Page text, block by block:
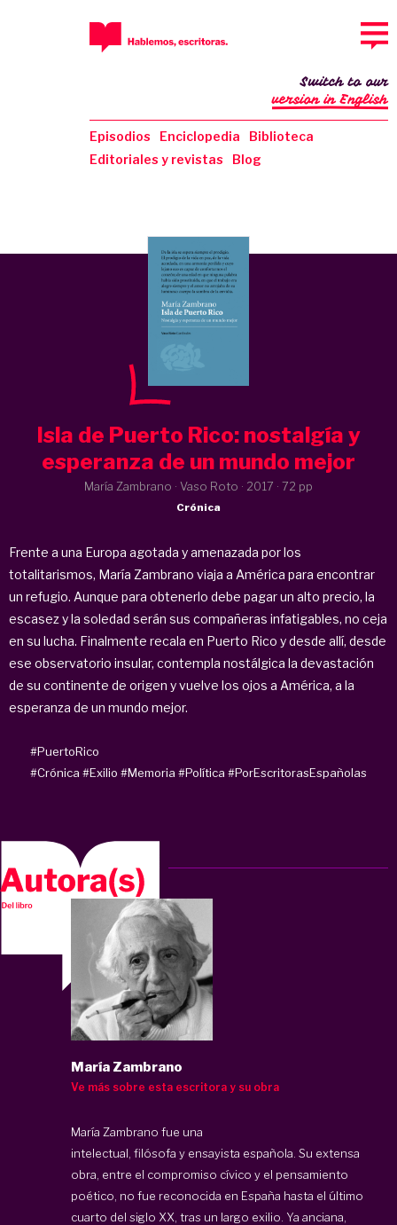
Episodios Enciclopedia
Biblioteca
Editoriales y revistas
Blog
Switch to our
version in English
Isla de Puerto Rico: nostalgía y
esperanza de un mundo mejor
María Zambrano · Vaso Roto · 2017 · 72 pp
Crónica
Frente a una Europa agotada y amenazada por los
totalitarismos, María Zambrano viaja a América para encontrar
un refugio. Aunque para obtenerlo debe pagar un alto precio, la
escasez y la soledad serán sus compañeras infatigables, no ceja
en su lucha. Finalmente recala en Puerto Rico y desde allí, desde
ese observatorio insular, contempla nostálgica la devastación
de su continente de origen y vuelve los ojos a América, a la
esperanza de un mundo mejor.
#PuertoRico
#Crónica #Exilio #Memoria #Política #PorEscritorasEspañolas
María Zambrano
Ve más sobre esta escritora y su obra
María Zambrano fue una
intelectual, filósofa y ensayista española. Su extensa
obra, entre el compromiso cívico y el pensamiento
poético, no fue reconocida en España hasta el último
cuarto del siglo XX, tras un largo exilio. Ya anciana,